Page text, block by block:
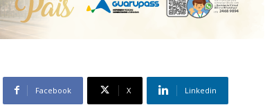
Facebook X Linkedin